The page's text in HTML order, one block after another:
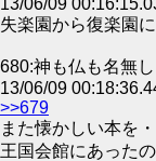
13/06/09
失楽園から復楽園
680:神も仏も名無
13/06/09
>>679
また懐かしい本を
王国会館にあった